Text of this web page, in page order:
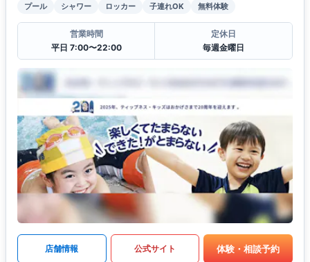
プール シャワー ロッカー 子連れOK 無料体験
営業時間
平日 7:00〜22:00
定休日
毎週金曜日
店舗情報 公式サイト 体験・相談予約